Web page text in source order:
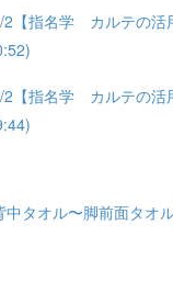
2【指名学 カルテの活
2【指名学 カルテの活
中タオル〜脚前面タオ